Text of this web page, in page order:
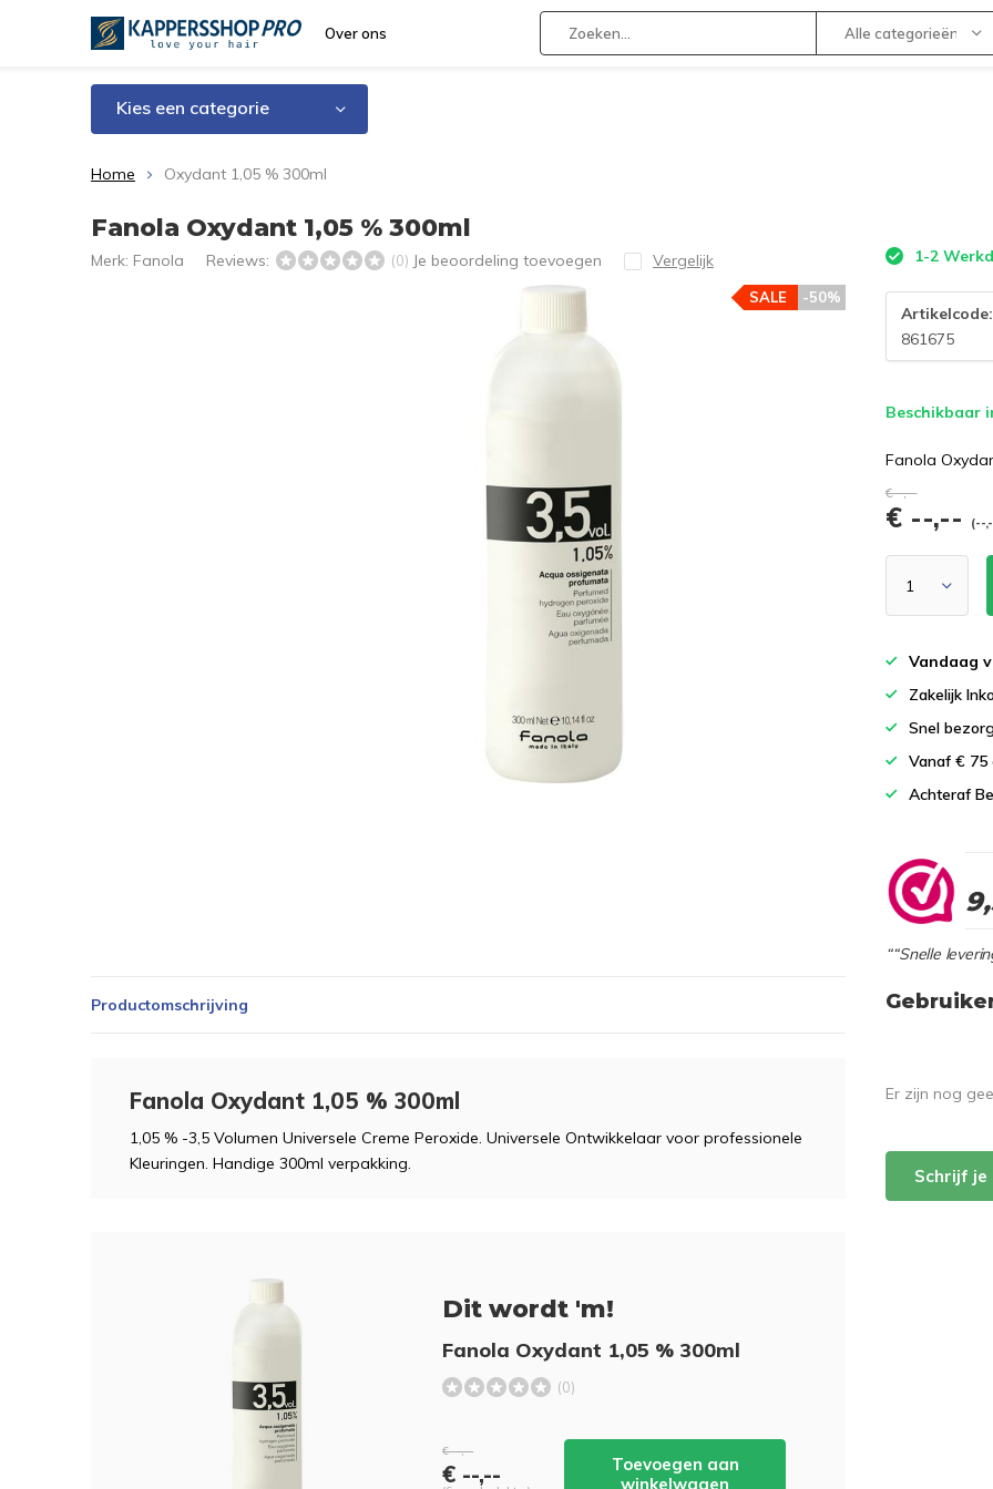
Over ons Alle categorieën
Kies een categorie
Home Oxydant 1,05 % 300ml
Fanola Oxydant 1,05 % 300ml
Merk: Fanola Reviews: (0) Je beoordeling toevoegen Vergelijk
-50%
SALE
1-2
Artikelcode:
861675
Beschikbaar
Fanola
€--,--
€ --,-- (--
Vandaag
Zakelijk
Snel
Vanaf €
Achteraf
““Snelle
Productomschrijving
Fanola Oxydant 1,05 % 300ml
1,05 % -3,5 Volumen Universele Creme Peroxide. Universele Ontwikkelaar voor professionele
Kleuringen. Handige 300ml verpakking.
Dit wordt 'm!
Fanola Oxydant 1,05 % 300ml
(0)
€ --,--
€ --,--
Toevoegen aan
winkelwagen
Er zijn nog
Schrijf